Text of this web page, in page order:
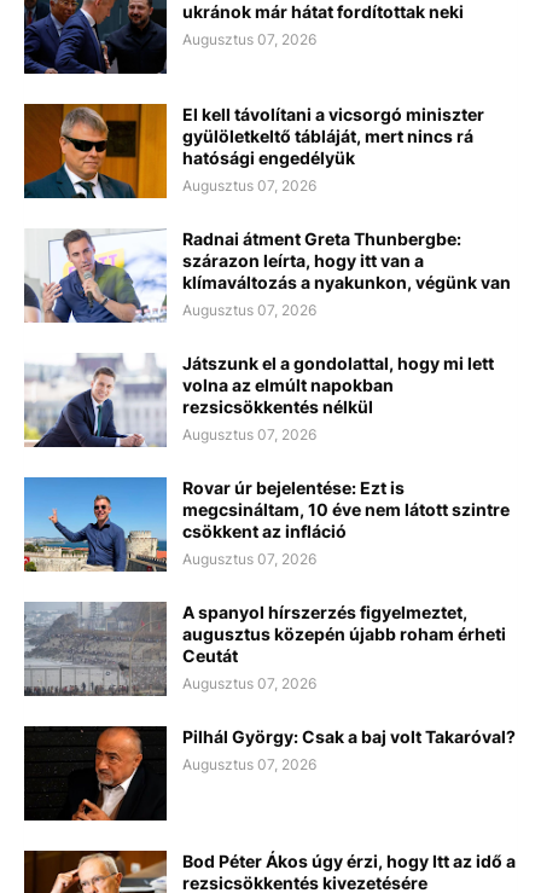
ukránok már hátat fordítottak neki
Augusztus 07, 2026
El kell távolítani a vicsorgó miniszter
gyülöletkeltő tábláját, mert nincs rá
hatósági engedélyük
Augusztus 07, 2026
Radnai átment Greta Thunbergbe:
szárazon leírta, hogy itt van a
klímaváltozás a nyakunkon, végünk van
Augusztus 07, 2026
Játszunk el a gondolattal, hogy mi lett
volna az elmúlt napokban
rezsicsökkentés nélkül
Augusztus 07, 2026
Rovar úr bejelentése: Ezt is
megcsináltam, 10 éve nem látott szintre
csökkent az infláció
Augusztus 07, 2026
A spanyol hírszerzés figyelmeztet,
augusztus közepén újabb roham érheti
Ceutát
Augusztus 07, 2026
Pilhál György: Csak a baj volt Takaróval?
Augusztus 07, 2026
Bod Péter Ákos úgy érzi, hogy Itt az idő a
rezsicsökkentés kivezetésére